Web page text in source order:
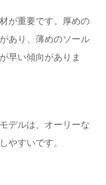
が重要です。厚めの
あり、薄めのソール
早い傾向がありま
デルは、オーリーな
やすいです。